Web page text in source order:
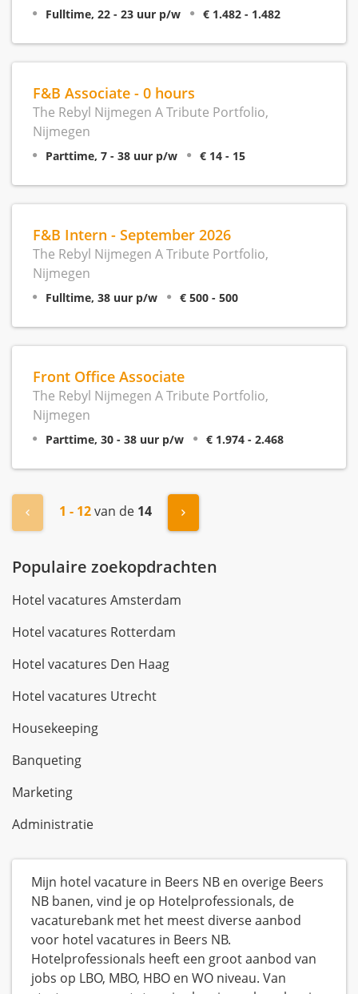
Fulltime, 22 - 23 uur p/w € 1.482 - 1.482
F&B Associate - 0 hours
The Rebyl Nijmegen A Tribute Portfolio,
Nijmegen
Parttime, 7 - 38 uur p/w € 14 - 15
F&B Intern - September 2026
The Rebyl Nijmegen A Tribute Portfolio,
Nijmegen
Fulltime, 38 uur p/w € 500 - 500
Front Office Associate
The Rebyl Nijmegen A Tribute Portfolio,
Nijmegen
Parttime, 30 - 38 uur p/w € 1.974 - 2.468
« Vorige1 - 12van de 14 Volgende »
Populaire zoekopdrachten
Hotel vacatures Amsterdam
Hotel vacatures Rotterdam
Hotel vacatures Den Haag
Hotel vacatures Utrecht
Housekeeping
Banqueting
Marketing
Administratie
Mijn hotel vacature in Beers NB en overige Beers
NB banen, vind je op Hotelprofessionals, de
vacaturebank met het meest diverse aanbod
voor hotel vacatures in Beers NB.
Hotelprofessionals heeft een groot aanbod van
jobs op LBO, MBO, HBO en WO niveau. Van